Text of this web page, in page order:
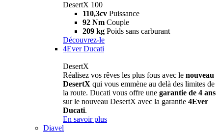
DesertX 100
110,3cv Puissance
92 Nm Couple
209 kg Poids sans carburant
Découvrez-le
4Ever Ducati
DesertX
Réalisez vos rêves les plus fous avec le nouveau
DesertX qui vous emmène au delà des limites de
la route. Ducati vous offre une garantie de 4 ans
sur le nouveau DesertX avec la garantie 4Ever
Ducati.
En savoir plus
Diavel